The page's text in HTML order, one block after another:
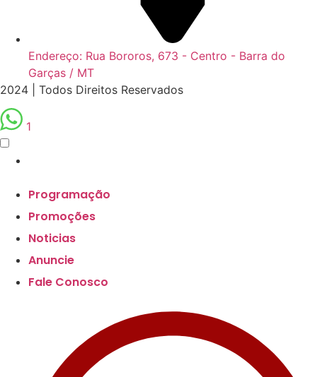
Endereço: Rua Bororos, 673 - Centro - Barra do
Garças / MT
2024 | Todos Direitos Reservados
1
Programação
Promoções
Noticias
Anuncie
Fale Conosco